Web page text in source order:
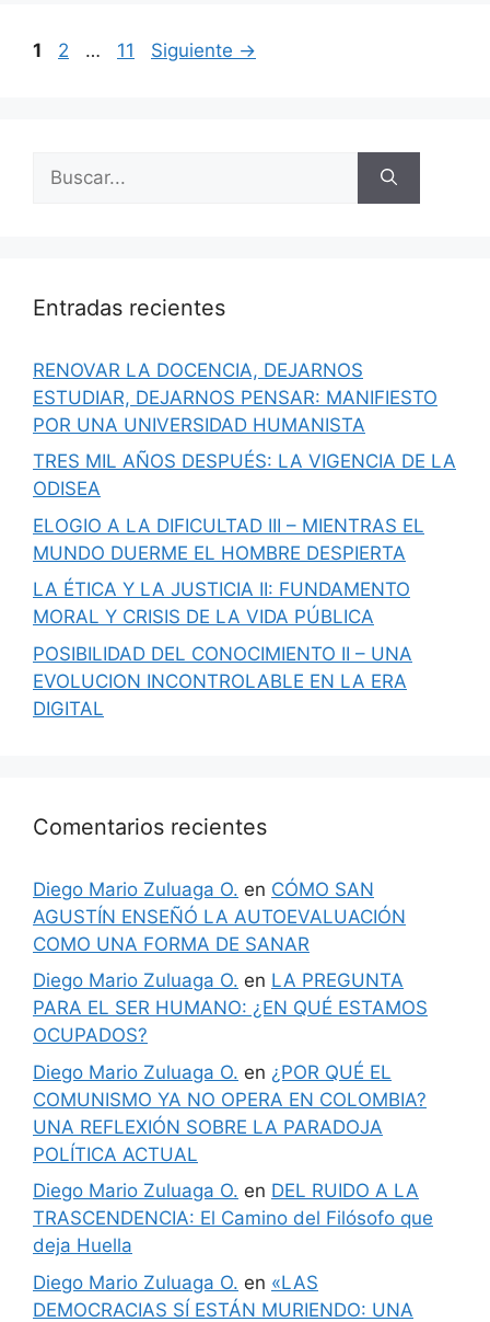
Página
1 Página
2 … Página
11 Siguiente →
Entradas recientes
RENOVAR LA DOCENCIA, DEJARNOS
ESTUDIAR, DEJARNOS PENSAR: MANIFIESTO
POR UNA UNIVERSIDAD HUMANISTA
TRES MIL AÑOS DESPUÉS: LA VIGENCIA DE LA
ODISEA
ELOGIO A LA DIFICULTAD III – MIENTRAS EL
MUNDO DUERME EL HOMBRE DESPIERTA
LA ÉTICA Y LA JUSTICIA II: FUNDAMENTO
MORAL Y CRISIS DE LA VIDA PÚBLICA
POSIBILIDAD DEL CONOCIMIENTO II – UNA
EVOLUCION INCONTROLABLE EN LA ERA
DIGITAL
Comentarios recientes
Diego Mario Zuluaga O. en CÓMO SAN
AGUSTÍN ENSEÑÓ LA AUTOEVALUACIÓN
COMO UNA FORMA DE SANAR
Diego Mario Zuluaga O. en LA PREGUNTA
PARA EL SER HUMANO: ¿EN QUÉ ESTAMOS
OCUPADOS?
Diego Mario Zuluaga O. en ¿POR QUÉ EL
COMUNISMO YA NO OPERA EN COLOMBIA?
UNA REFLEXIÓN SOBRE LA PARADOJA
POLÍTICA ACTUAL
Diego Mario Zuluaga O. en DEL RUIDO A LA
TRASCENDENCIA: El Camino del Filósofo que
deja Huella
Diego Mario Zuluaga O. en «LAS
DEMOCRACIAS SÍ ESTÁN MURIENDO: UNA